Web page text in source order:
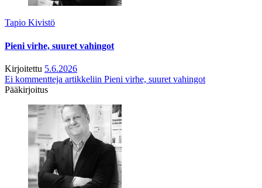
Tapio Kivistö
Pieni virhe, suuret vahingot
Kirjoitettu 5.6.2026
Ei kommentteja artikkeliin Pieni virhe, suuret vahingot
Pääkirjoitus